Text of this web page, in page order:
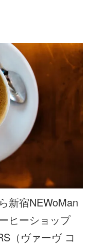
新宿NEWoMan
ヒーショップ
（ヴァーヴ コ